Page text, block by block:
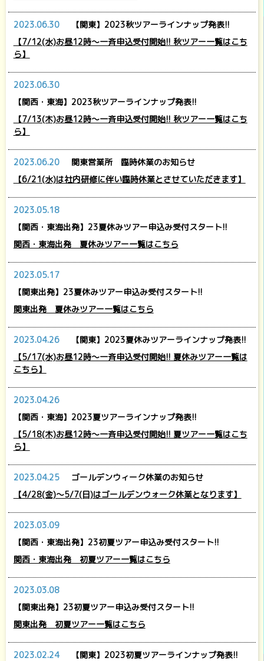
2023.06.30
【関東】2023秋ツアーラインナップ発表!!
【7/12(水)お昼12時～一斉申込受付開始!! 秋ツアー一覧はこち
ら】
2023.06.30
【関西・東海】2023秋ツアーラインナップ発表!!
【7/13(木)お昼12時～一斉申込受付開始!! 秋ツアー一覧はこち
ら】
2023.06.20
関東営業所 臨時休業のお知らせ
【6/21(水)は社内研修に伴い臨時休業とさせていただきます】
2023.05.18
【関西・東海出発】23夏休みツアー申込み受付スタート!!
関西・東海出発 夏休みツアー一覧はこちら
2023.05.17
【関東出発】23夏休みツアー申込み受付スタート!!
関東出発 夏休みツアー一覧はこちら
2023.04.26
【関東】2023夏休みツアーラインナップ発表!!
【5/17(水)お昼12時～一斉申込受付開始!! 夏休みツアー一覧は
こちら】
2023.04.26
【関西・東海】2023夏ツアーラインナップ発表!!
【5/18(木)お昼12時～一斉申込受付開始!! 夏ツアー一覧はこち
ら】
2023.04.25
ゴールデンウィーク休業のお知らせ
【4/28(金)～5/7(日)はゴールデンウォーク休業となります】
2023.03.09
【関西・東海出発】23初夏ツアー申込み受付スタート!!
関西・東海出発 初夏ツアー一覧はこちら
2023.03.08
【関東出発】23初夏ツアー申込み受付スタート!!
関東出発 初夏ツアー一覧はこちら
2023.02.24
【関東】2023初夏ツアーラインナップ発表!!